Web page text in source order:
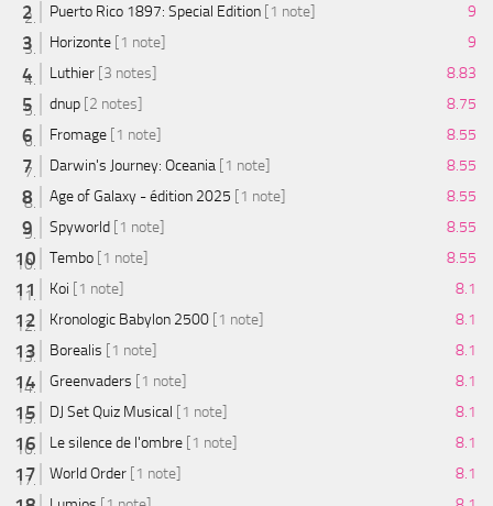
Puerto Rico 1897: Special Edition [1 note]
9
Horizonte [1 note]
9
Luthier [3 notes]
8.83
dnup [2 notes]
8.75
Fromage [1 note]
8.55
Darwin's Journey: Oceania [1 note]
8.55
Age of Galaxy - édition 2025 [1 note]
8.55
Spyworld [1 note]
8.55
Tembo [1 note]
8.55
Koi [1 note]
8.1
Kronologic Babylon 2500 [1 note]
8.1
Borealis [1 note]
8.1
Greenvaders [1 note]
8.1
DJ Set Quiz Musical [1 note]
8.1
Le silence de l'ombre [1 note]
8.1
World Order [1 note]
8.1